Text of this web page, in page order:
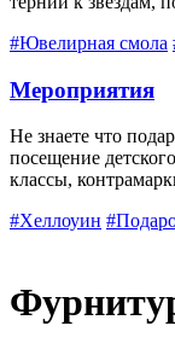
#Ювелирная смола
Мероприятия
Не знаете что
посещение
классы,
#Хеллоуин